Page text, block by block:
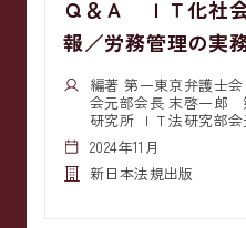
Ｑ＆Ａ ＩＴ化社
報／労務管理の実
編著 第一東京弁護士
会元部会長 末啓一郎
研究所 ＩＴ法研究部
2024年11月
新日本法規出版